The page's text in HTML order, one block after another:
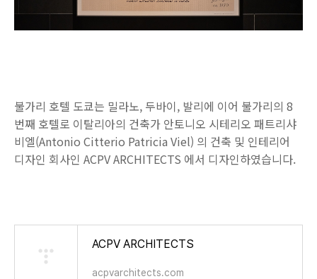
불가리 호텔 도쿄는 밀라노, 두바이, 발리에 이어 불가리의 8
번째 호텔로 이탈리아의 건축가 안토니오 시테리오 패트리샤
비엘(Antonio Citterio Patricia Viel) 의 건축 및 인테리어
디자인 회사인 ACPV ARCHITECTS 에서 디자인하였습니다.
ACPV ARCHITECTS
acpvarchitects.com